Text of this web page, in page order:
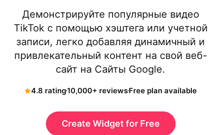
Демонстрируйте популярные видео
TikTok с помощью хэштега или учетной
записи, легко добавляя динамичный и
привлекательный контент на свой веб-
сайт на Сайты Google.
4.8 rating10,000+ reviewsFree plan available
Create Widget for Free